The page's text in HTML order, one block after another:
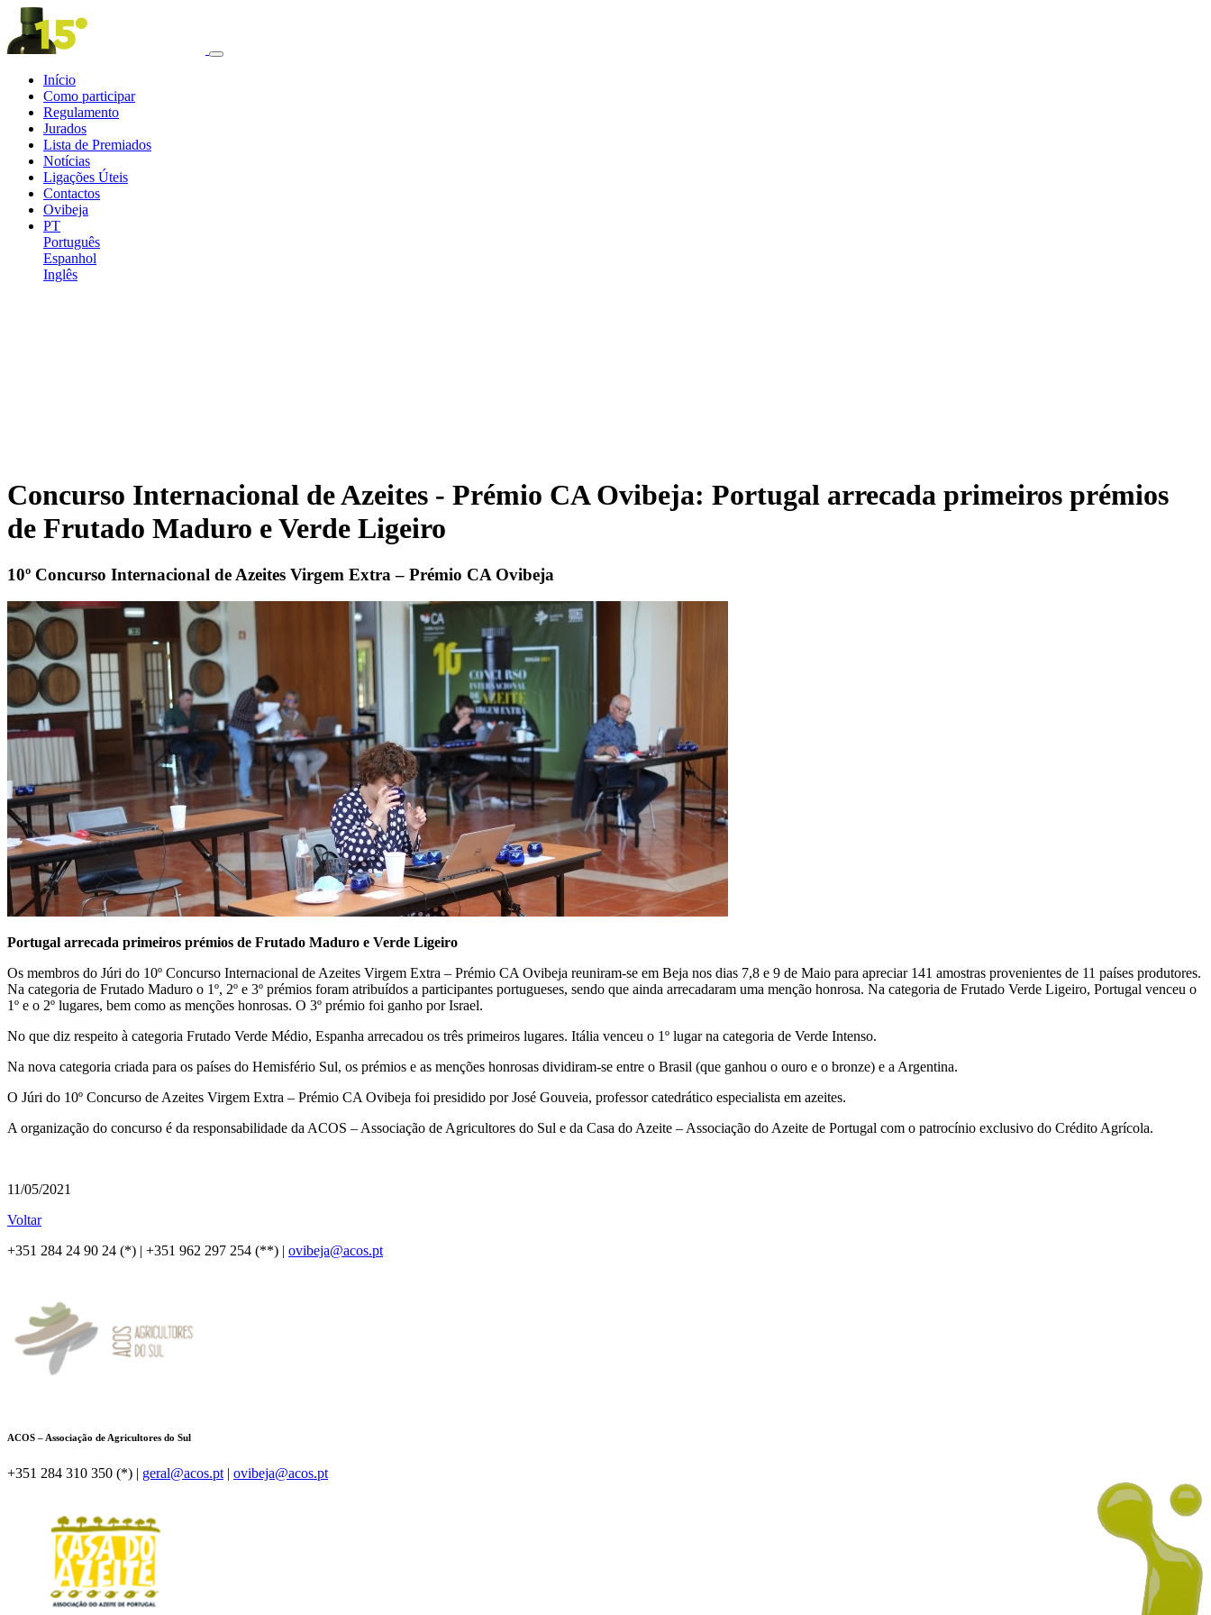
Início
Como participar
Regulamento
Jurados
Lista de Premiados
Notícias
Ligações Úteis
Contactos
Ovibeja
PT
Português
Espanhol
Inglês
Concurso Internacional de Azeites - Prémio CA Ovibeja: Portugal arrecada primeiros prémios
de Frutado Maduro e Verde Ligeiro
10º Concurso Internacional de Azeites Virgem Extra – Prémio CA Ovibeja
Portugal arrecada primeiros prémios de Frutado Maduro e Verde Ligeiro
Os membros do Júri do 10º Concurso Internacional de Azeites Virgem Extra – Prémio CA Ovibeja reuniram-se em Beja nos dias 7,8 e 9 de Maio para apreciar 141 amostras provenientes de 11 países produtores.
Na categoria de Frutado Maduro o 1º, 2º e 3º prémios foram atribuídos a participantes portugueses, sendo que ainda arrecadaram uma menção honrosa. Na categoria de Frutado Verde Ligeiro, Portugal venceu o
1º e o 2º lugares, bem como as menções honrosas. O 3º prémio foi ganho por Israel.
No que diz respeito à categoria Frutado Verde Médio, Espanha arrecadou os três primeiros lugares. Itália venceu o 1º lugar na categoria de Verde Intenso.
Na nova categoria criada para os países do Hemisfério Sul, os prémios e as menções honrosas dividiram-se entre o Brasil (que ganhou o ouro e o bronze) e a Argentina.
O Júri do 10º Concurso de Azeites Virgem Extra – Prémio CA Ovibeja foi presidido por José Gouveia, professor catedrático especialista em azeites.
A organização do concurso é da responsabilidade da ACOS – Associação de Agricultores do Sul e da Casa do Azeite – Associação do Azeite de Portugal com o patrocínio exclusivo do Crédito Agrícola.
11/05/2021
Voltar
+351 284 24 90 24 (*) | +351 962 297 254 (**) | ovibeja@acos.pt
ACOS – Associação de Agricultores do Sul
+351 284 310 350 (*) | geral@acos.pt | ovibeja@acos.pt